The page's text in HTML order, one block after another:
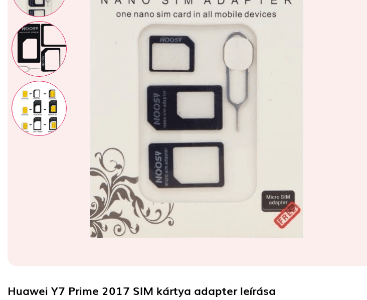
Huawei Y7 Prime 2017 SIM kártya adapterleírása